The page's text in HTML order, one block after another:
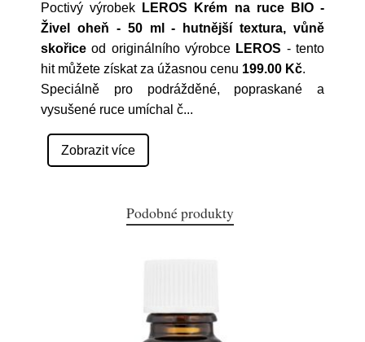
Poctivý výrobek
LEROS Krém na ruce BIO -
Živel oheň - 50 ml - hutnější textura, vůně
skořice od originálního výrobce LEROS - tento
hit můžete získat za úžasnou cenu 199.00 Kč.
Speciálně pro podrážděné, popraskané a
vysušené ruce umíchal č...
Zobrazit více
Podobné produkty